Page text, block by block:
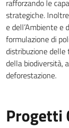
rafforzando le
strategiche.
e dell’Ambiente e
formulazione di
distribuzione delle
della biodiversità,
deforestazione.
Progetti